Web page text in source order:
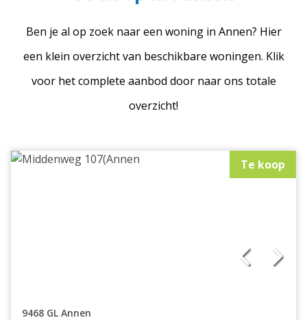
Ben je al op zoek naar een woning in Annen? Hier
een klein overzicht van beschikbare woningen. Klik
voor het complete aanbod door naar ons totale
overzicht!
Te koop
9468 GL Annen